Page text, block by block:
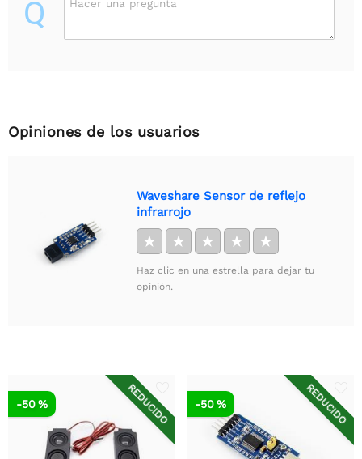
Q Hacer una pregunta
Opiniones de los usuarios
Waveshare Sensor de reflejo
infrarrojo
★ ★ ★ ★ ★
Haz clic en una estrella para dejar tu
opinión.
REDUCIDO
-50 % REDUCIDO
-50 %